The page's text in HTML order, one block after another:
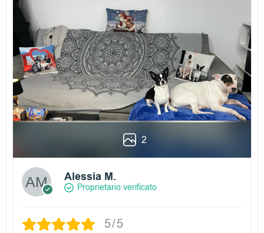
2
Alessia M.
Proprietario verificato
5/5